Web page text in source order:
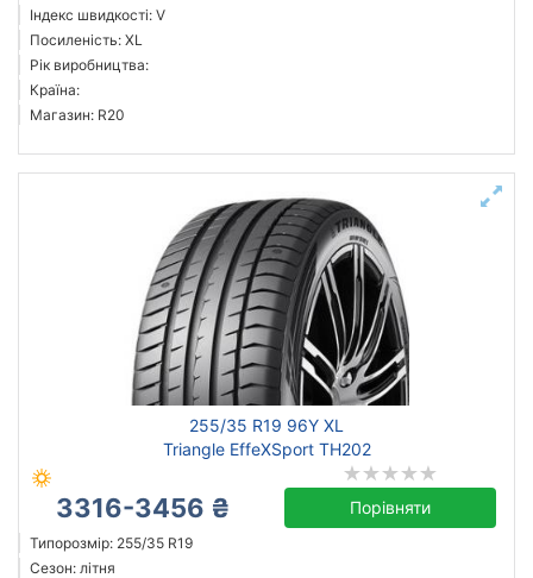
Індекс швидкості: V
Посиленість: XL
Рік виробництва:
Країна:
Магазин: R20
255/35 R19 96Y XL
Triangle EffeXSport TH202
3316-3456 ₴ Порівняти
Типорозмір: 255/35 R19
Сезон: літня